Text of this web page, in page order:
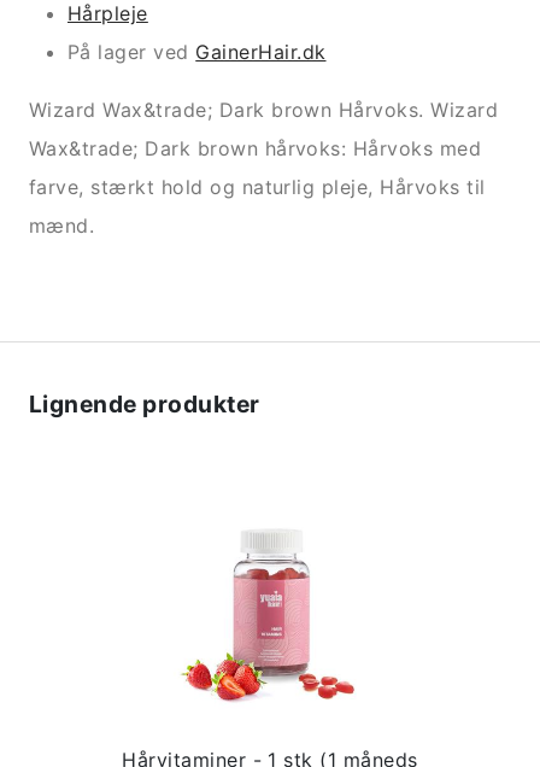
Hårpleje
På lager ved GainerHair.dk
Wizard Wax&trade; Dark brown Hårvoks. Wizard
Wax&trade; Dark brown hårvoks: Hårvoks med
farve, stærkt hold og naturlig pleje, Hårvoks til
mænd.
Lignende produkter
Hårvitaminer - 1 stk (1 måneds